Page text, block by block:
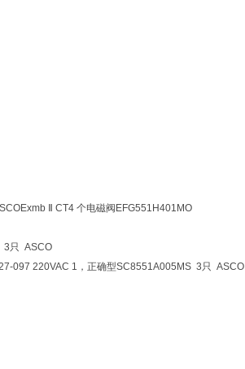
Exmb Ⅱ CT4 个电磁阀EFG551H401MO
3只 ASCO
097 220VAC 1，正确型SC8551A005MS 3只 ASCO